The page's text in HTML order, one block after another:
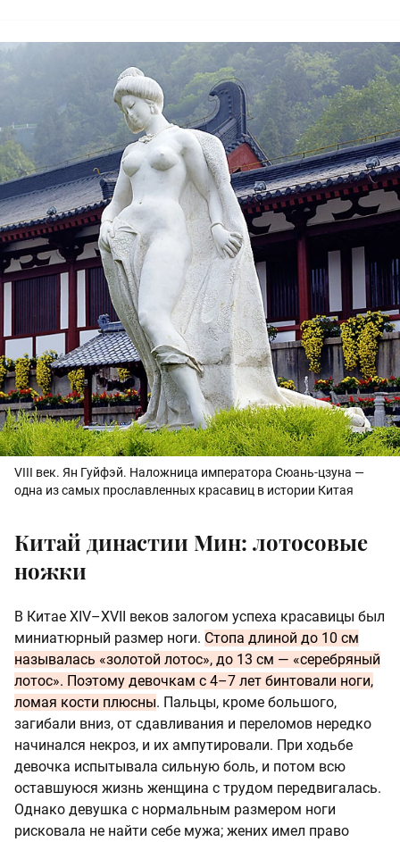
VIII век. Ян Гуйфэй. Наложница императора Сюань-цзуна —
одна из самых прославленных красавиц в истории Китая
Китай династии Мин: лотосовые
ножки
В Китае XIV–XVII веков залогом успеха красавицы был
миниатюрный размер ноги. Стопа длиной до 10 см
называлась «золотой лотос», до 13 см — «серебряный
лотос». Поэтому девочкам с 4–7 лет бинтовали ноги,
ломая кости плюсны. Пальцы, кроме большого,
загибали вниз, от сдавливания и переломов нередко
начинался некроз, и их ампутировали. При ходьбе
девочка испытывала сильную боль, и потом всю
оставшуюся жизнь женщина с трудом передвигалась.
Однако девушка с нормальным размером ноги
рисковала не найти себе мужа; жених имел право